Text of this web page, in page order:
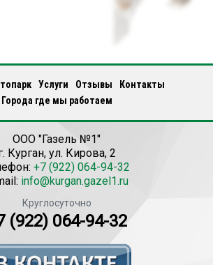
Услуги Отзывы
Контакты
Города где мы работаем
ООО "Газель №1"
Курган, ул. Кирова, 2
+7 (922) 064-94-32
info@kurgan.gazel1.ru
Круглосуточно
(922) 064-94-32